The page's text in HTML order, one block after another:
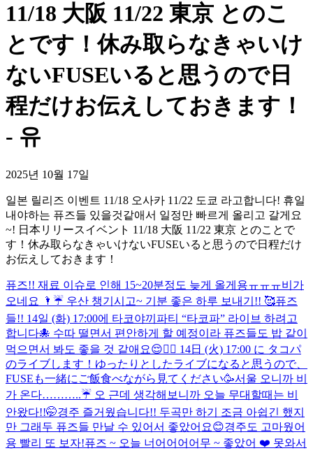
11/18 大阪 11/22 東京 とのこ
とです！休み取らなきゃいけ
ないFUSEいると思うので日
程だけお伝えしておきます！
- 유
2025년 10월 17일
일본 릴리즈 이벤트 11/18 오사카 11/22 도쿄 라고합니다! 휴일
내야하는 퓨즈들 있을것같애서 일정만 빠르게 올리고 갈게요
~! 日本リリースイベント 11/18 大阪 11/22 東京 とのことで
す！休み取らなきゃいけないFUSEいると思うので日程だけ
お伝えしておきます！
퓨즈!! 재료 이슈로 인해 15~20분정도 늦게 올게용ㅠㅠㅠ비가
오네요 🌂☔️ 우산 챙기시고~ 기분 좋은 하루 보내기!! 🥰퓨즈
들!! 14일 (화) 17:00에 타코야끼파티 “타코파” 라이브 하려고
합니다🐙 수따 떨면서 편안하게 할 예정이라 퓨즈들도 밥 같이
먹으면서 봐도 좋을 것 같애요😌✌🏻 14日 (火) 17:00 に タコパ
のライブします！ゆったりとしたライブになると思うので、
FUSEも一緒にご飯食べながら見てください🥳서울 오니까 비
가 온다………..☔️ 오 근데 생각해보니까 오늘 무대할때는 비
안왔다!!🤭경주 즐거웠습니다!! 두곡만 하기 조금 아쉽긴 했지
만 그래두 퓨즈들 만날 수 있어서 좋았어요😊경주도 고마웠어
용 빨리 또 보자!퓨즈 ~ 오늘 너어어어어무 ~ 좋았어 ❤️ 못와서